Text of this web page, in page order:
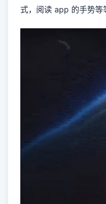
式，阅读 app 的手势等